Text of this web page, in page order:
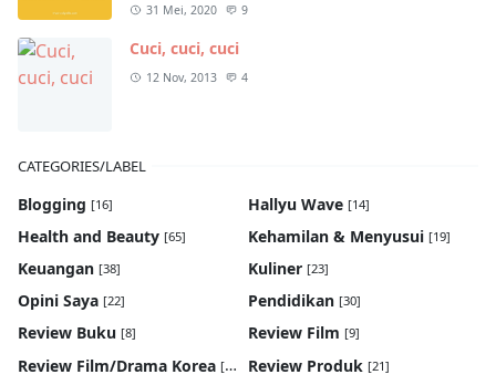
31 Mei, 2020 9
Cuci, cuci, cuci
12 Nov, 2013 4
CATEGORIES/LABEL
Blogging [16] Hallyu Wave [14]
Health and Beauty [65] Kehamilan & Menyusui [19]
Keuangan [38] Kuliner [23]
Opini Saya [22] Pendidikan [30]
Review Buku [8] Review Film [9]
Review Film/Drama Korea [22] Review Produk [21]